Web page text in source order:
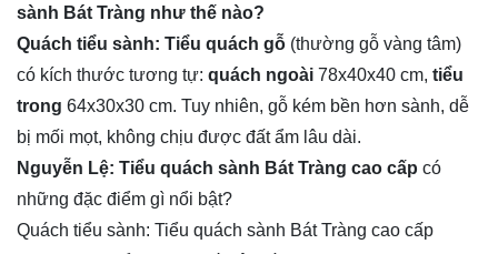
sành Bát Tràng như thế nào?
Quách tiểu sành: Tiểu quách gỗ (thường gỗ vàng tâm)
có kích thước tương tự: quách ngoài 78x40x40 cm, tiểu
trong 64x30x30 cm. Tuy nhiên, gỗ kém bền hơn sành, dễ
bị mối mọt, không chịu được đất ẩm lâu dài.
Nguyễn Lệ: Tiểu quách sành Bát Tràng cao cấp có
những đặc điểm gì nổi bật?
Quách tiểu sành: Tiểu quách sành Bát Tràng cao cấp